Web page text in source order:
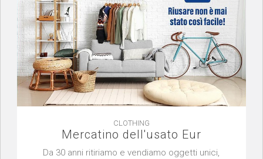
CLOTHING
Mercatino dell'usato Eur
Da 30 anni ritiriamo e vendiamo oggetti unici,